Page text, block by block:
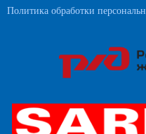
Политика обработки